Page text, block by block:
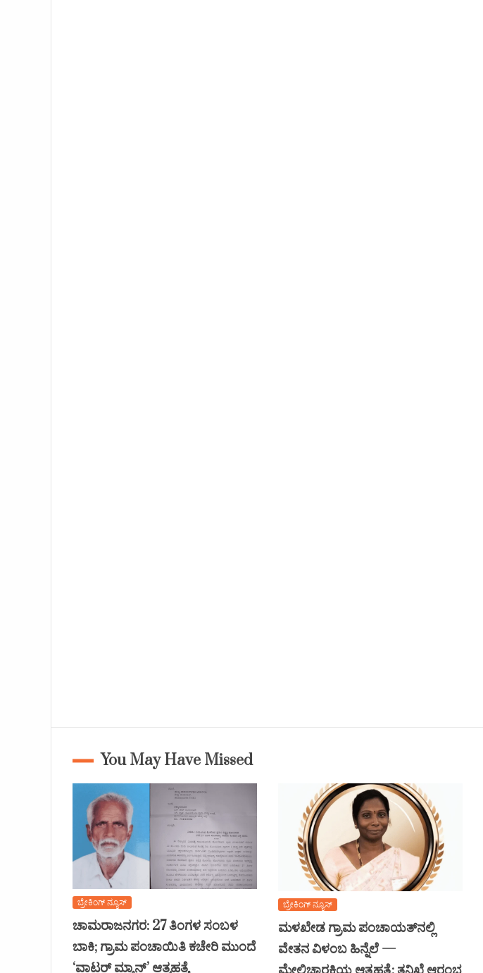
You May Have Missed
ಬ್ರೇಕಿಂಗ್ ನ್ಯೂಸ್
ಚಾಮರಾಜನಗರ: 27 ತಿಂಗಳ ಸಂಬಳ
ಬಾಕಿ; ಗ್ರಾಮ ಪಂಚಾಯಿತಿ ಕಚೇರಿ ಮುಂದೆ
‘ವಾಟರ್ ಮ್ಯಾನ್’ ಆತ್ಮಹತ್ಯೆ
ಬ್ರೇಕಿಂಗ್ ನ್ಯೂಸ್
ಮಳಖೇಡ ಗ್ರಾಮ ಪಂಚಾಯತ್‌ನಲ್ಲಿ
ವೇತನ ವಿಳಂಬ ಹಿನ್ನೆಲೆ —